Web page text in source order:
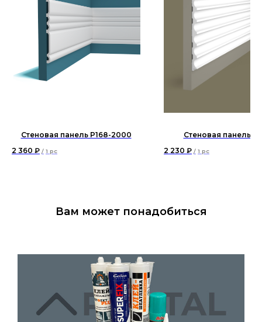
Стеновая панель P168-2000
2 360 ₽ / 1 pc
Стеновая панель
2 230 ₽ / 1 pc
Вам может понадобиться